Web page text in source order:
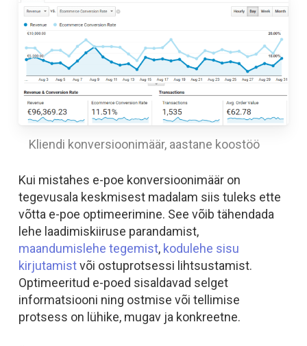
Kliendi konversioonimäär, aastane koostöö
Kui mistahes e-poe konversioonimäär on
tegevusala keskmisest madalam siis tuleks ette
võtta e-poe optimeerimine. See võib tähendada
lehe laadimiskiiruse parandamist,
maandumislehe tegemist, kodulehe sisu
kirjutamistvõi ostuprotsessi lihtsustamist.
Optimeeritud e-poed sisaldavad selget
informatsiooni ning ostmise või tellimise
protsess on lühike, mugav ja konkreetne.